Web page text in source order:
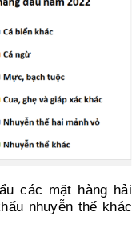
các mặt hàng hải
nhuyễn thể khác